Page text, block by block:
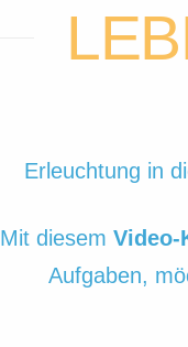
Erleuchtung in
Mit diesem Video-
Aufgaben,